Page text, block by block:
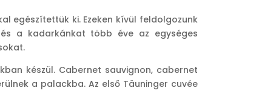
egészítettük ki. Ezeken kívül feldolgozunk
a kadarkánkat több éve az egységes
készül. Cabernet sauvignon, cabernet
a palackba. Az első Täuninger cuvée